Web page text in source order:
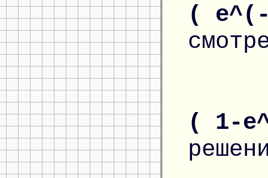
(
( 1-